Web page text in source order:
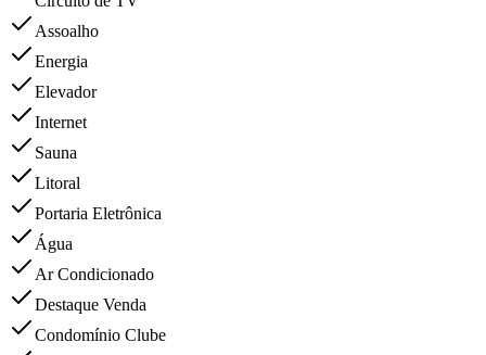
Assoalho
Energia
Elevador
Internet
Sauna
Litoral
Portaria Eletrônica
Água
Ar Condicionado
Destaque Venda
Condomínio Clube